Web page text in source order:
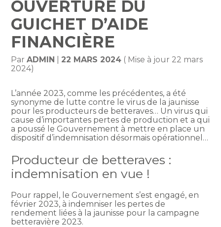
OUVERTURE DU
GUICHET D’AIDE
FINANCIÈRE
ParADMIN 22 MARS 2024 ( Mise à jour 22 mars
2024)
L’année 2023, comme les précédentes, a été
synonyme de lutte contre le virus de la jaunisse
pour les producteurs de betteraves… Un virus qui
cause d’importantes pertes de production et a qui
a poussé le Gouvernement à mettre en place un
dispositif d’indemnisation désormais opérationnel…
Producteur de betteraves :
indemnisation en vue !
Pour rappel, le Gouvernement s’est engagé, en
février 2023, à indemniser les pertes de
rendement liées à la jaunisse pour la campagne
betteravière 2023.